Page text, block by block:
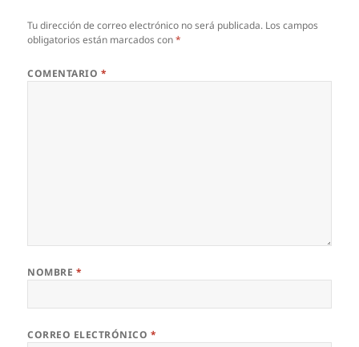
Tu dirección de correo electrónico no será publicada. Los campos
obligatorios están marcados con*
COMENTARIO *
NOMBRE *
CORREO ELECTRÓNICO *